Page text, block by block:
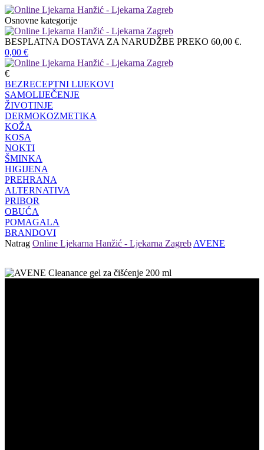
Osnovne kategorije
BESPLATNA DOSTAVA ZA NARUDŽBE PREKO 60,00 €.
0,00 €
€
BEZRECEPTNI LIJEKOVI
SAMOLIJEČENJE
ŽIVOTINJE
DERMOKOZMETIKA
KOŽA
KOSA
NOKTI
ŠMINKA
HIGIJENA
PREHRANA
ALTERNATIVA
PRIBOR
OBUĆA
POMAGALA
BRANDOVI
Natrag Online Ljekarna Hanžić - Ljekarna Zagreb AVENE